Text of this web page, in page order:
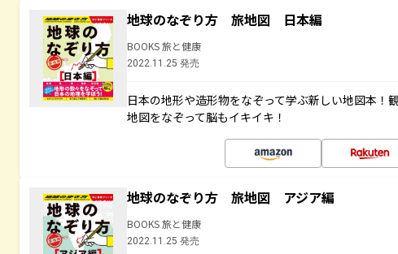
地球のなぞり方 旅地図 日本編
BOOKS 旅と健康
2022.11.25 発売
日本の地形や造形物をなぞって学ぶ新しい地図本！
地図をなぞって脳もイキイキ！
地球のなぞり方 旅地図 アジア編
BOOKS 旅と健康
2022.11.25 発売